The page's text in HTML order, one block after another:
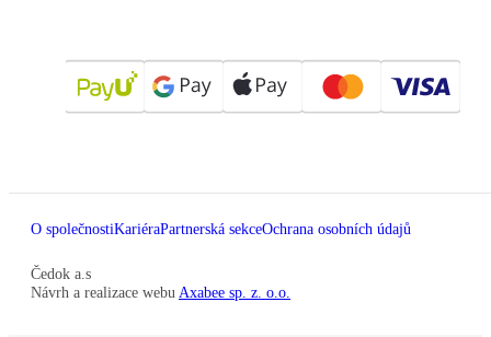
O společnostiKariéraPartnerská sekceOchrana osobních údajů
Čedok a.s
Návrh a realizace webu Axabee sp. z. o.o.